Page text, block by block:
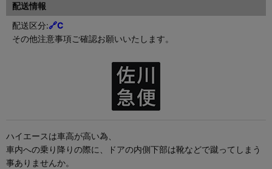
配送情報
配送区分:🔗C
その他注意事項ご確認お願いいたします。
ハイエースは車高が高い為、
車内への乗り降りの際に、ドアの内側下部は靴などで蹴ってしまう
事ありませんか。